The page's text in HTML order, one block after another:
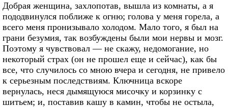
Добрая женщина, захлопотав, вышла из комнаты, а я
пододвинулся поближе к огню; голова у меня горела, а
всего меня пронизывало холодом. Мало того, я был на
грани безумия, так возбуждены были мои нервы и мозг.
Поэтому я чувствовал — не скажу, недомогание, но
некоторый страх (он не прошел еще и сейчас), как бы
все, что случилось со мною вчера и сегодня, не привело
к серьезным последствиям. Ключница вскоре
вернулась, неся дымящуюся мисочку и корзинку с
шитьем; и, поставив кашу в камин, чтобы не остыла,